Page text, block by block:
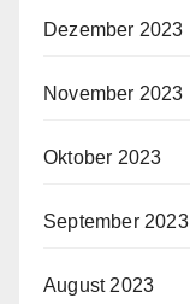
Dezember 2023
November 2023
Oktober 2023
September 2023
August 2023